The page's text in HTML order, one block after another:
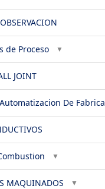
de Proceso
JOINT
De Fabrica
MAQUINADOS